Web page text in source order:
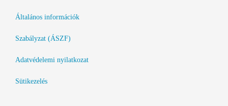
Általános információk
Szabályzat (ÁSZF)
Adatvédelemi nyilatkozat
Sütikezelés